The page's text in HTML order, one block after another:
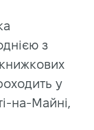
з
у
на-Майні,